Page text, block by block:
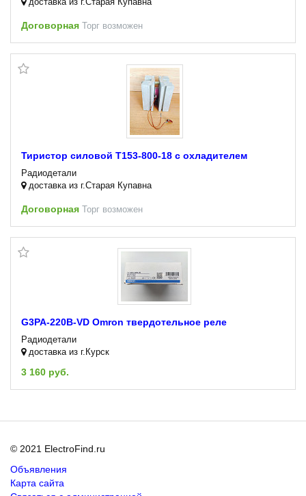
Договорная Торг возможен
Тиристор силовой Т153-800-18 с охладителем
Радиодетали
доставка из г.Старая Купавна
Договорная Торг возможен
G3PA-220B-VD Omron твердотельное реле
Радиодетали
доставка из г.Курск
3 160 руб.
© 2021 ElectroFind.ru
Объявления
Карта сайта